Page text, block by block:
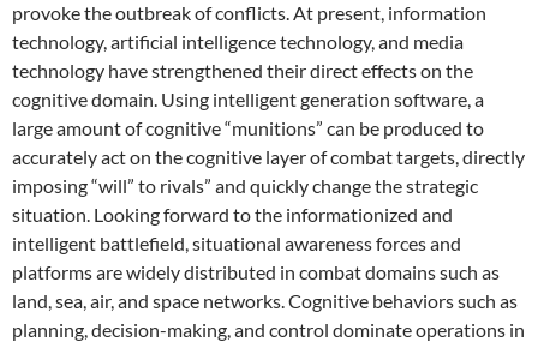
provoke the outbreak of conflicts. At present, information
technology, artificial intelligence technology, and media
technology have strengthened their direct effects on the
cognitive domain. Using intelligent generation software, a
large amount of cognitive “munitions” can be produced to
accurately act on the cognitive layer of combat targets, directly
imposing “will” to rivals” and quickly change the strategic
situation. Looking forward to the informationized and
intelligent battlefield, situational awareness forces and
platforms are widely distributed in combat domains such as
land, sea, air, and space networks. Cognitive behaviors such as
planning, decision-making, and control dominate operations in